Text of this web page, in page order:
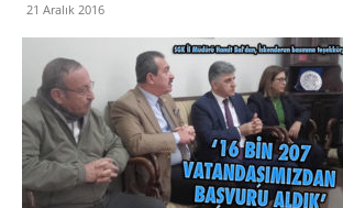
21 Aralık 2016